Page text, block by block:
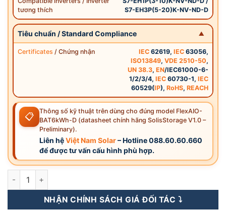
tương thích
S7-EH3P(5-20)K-NV-ND-D
Tiêu chuẩn / Standard Compliance
Certificates / Chứng nhận IEC 62619, IEC 63056,
ISO13849, VDE 2510-50,
UN 38.3, EN/IEC61000-6-
1/2/3/4, IEC 60730-1, IEC
60529(IP), RoHS, REACH
📋
Thông số kỹ thuật trên dùng cho đúng model FlexAIO-
BAT6kWh-D (datasheet chính hãng SolisStorage V1.0 –
Preliminary).
Liên hệViệt Nam Solar– Hotline 088.60.60.660
để được tư vấn cấu hình phù hợp.
FLEXAIO-BAT6kWh-D - Pin Lưu Trữ Điện Lithium FLexAIO
NHẬN CHÍNH SÁCH GIÁ ĐỐI TÁC ⤵️